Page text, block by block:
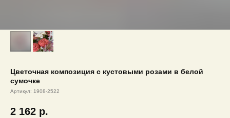
Цветочная композиция с кустовыми розами в белой
сумочке
Артикул: 1908-2522
2 162 р.